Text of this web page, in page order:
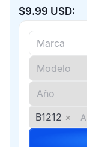
$9.99 USD:
B1212 ×